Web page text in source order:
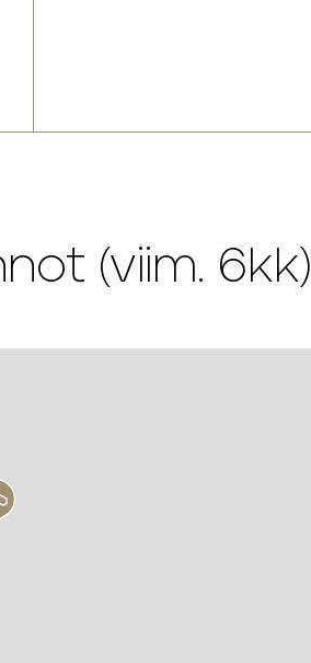
(viim. 6kk)